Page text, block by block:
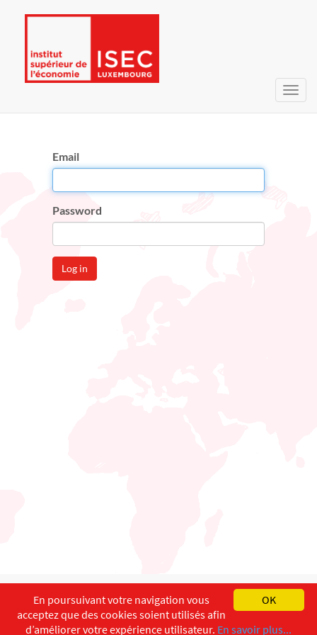
Email
Password
Log in
English Français
Copyright ©ISEC-AdW Impressum
OK
En poursuivant votre navigation vous
acceptez que des cookies soient utilisés afin
d’améliorer votre expérience utilisateur. En savoir plus...